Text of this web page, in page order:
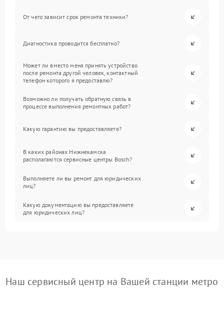
От чего зависит срок ремонта техники?
Диагностика проводится бесплатно?
Может ли вместо меня принять устройство
после ремонта другой человек, контактный
телефон которого я предоставлю?
Возможно ли получать обратную связь в
процессе выполнения ремонтных работ?
Какую гарантию вы предоставляете?
В каких районах Нижнекамска
располагаются сервисные центры Bosch?
Выполняете ли вы ремонт для юридических
лиц?
Какую документацию вы предоставляете
для юридических лиц?
Наш сервисный центр на Вашей станции метро